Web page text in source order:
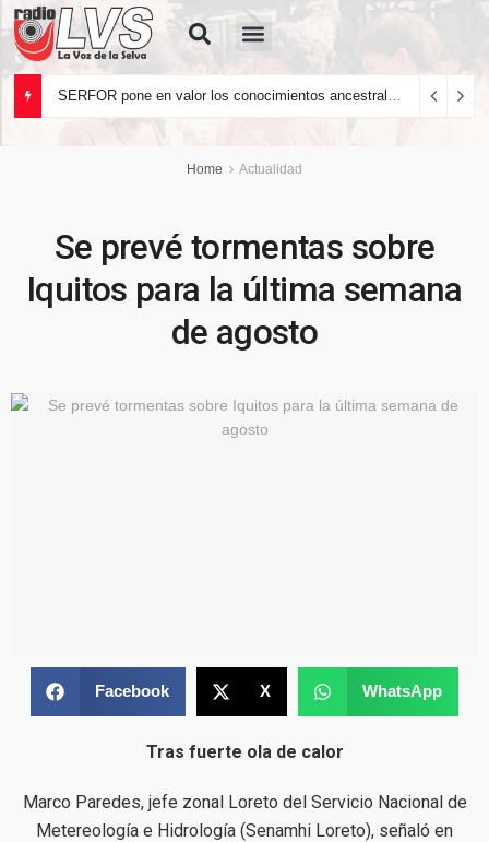
Home Actualidad
Se prevé tormentas sobre
Iquitos para la última semana
de agosto
Facebook X WhatsApp
Tras fuerte ola de calor
Marco Paredes, jefe zonal Loreto del Servicio Nacional de
Metereología e Hidrología (Senamhi Loreto), señaló en